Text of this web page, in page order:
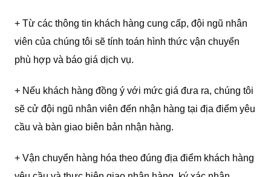
+ Từ các thông tin khách hàng cung cấp, đội ngũ nhân
viên của chúng tôi sẽ tính toán hình thức vận chuyển
phù hợp và báo giá dịch vụ.
+ Nếu khách hàng đồng ý với mức giá đưa ra, chúng tôi
sẽ cử đội ngũ nhân viên đến nhận hàng tại địa điểm yêu
cầu và bàn giao biên bản nhận hàng.
+ Vận chuyển hàng hóa theo đúng địa điểm khách hàng